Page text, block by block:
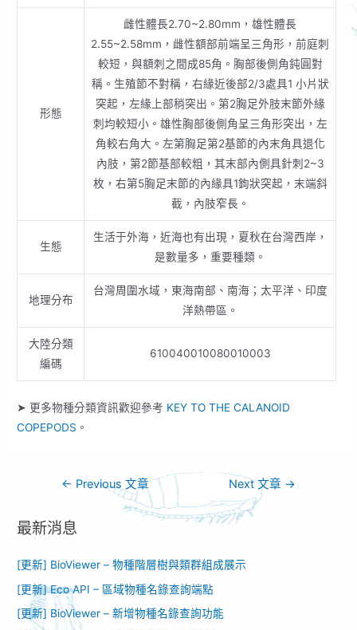
形態
雌性體長2.70~2.80mm，雄性體長
2.55~2.58mm，雌性額部前端呈三角形，前庭刺
較短，與額刺之間成85角。胸部後側角鈍圓對
稱。生殖節不對稱，右緣近後部2/3處具1 小片狀
突起，左緣上部稍突出。第2胸足外肢末節外緣
刺均較短小。雄性胸部後側角呈三角形突出，左
角較右角大。左第胸足第2基節的內末角具退化
內肢，第2節基部較粗，其末部內側具針刺2~3
枚，右第5胸足末節的內緣具1鉤狀突起，末端斜
截，內肢窄長。
生態
生活于外海，近海也有出現，夏秋在台灣西岸，
是數量多，重要種類。
地理分布
台灣周圍水域，東海南部、南海；太平洋、印度
洋熱帶區。
大陸分類
編碼
610040010080010003
➤ 更多物種分類資訊歡迎參考 KEY TO THE CALANOID
COPEPODS 。
← Previous 文章 Next 文章 →
最新消息
[更新] BioViewer – 物種階層樹與類群組成展示
[更新] Eco API – 區域物種名錄查詢端點
[更新] BioViewer – 新增物種名錄查詢功能​